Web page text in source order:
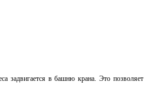
задвигается в башню крана. Это позволяет